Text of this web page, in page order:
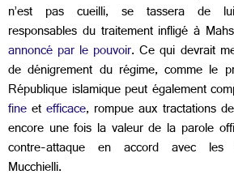
n’est pas cueilli, se tassera de
responsables du traitement infligé à
annoncé par le pouvoir. Ce qui devrait
de dénigrement du régime, comme le
République islamique peut également
fineetefficace, rompue aux tractations
encore une fois la valeur de la parole
contre-attaque en accord avec les
Mucchielli.